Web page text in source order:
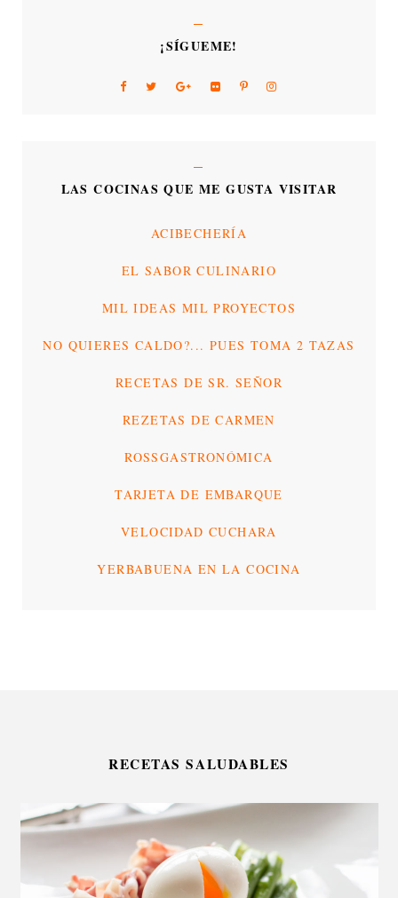
¡SÍGUEME!
LAS COCINAS QUE ME GUSTA VISITAR
ACIBECHERÍA
EL SABOR CULINARIO
MIL IDEAS MIL PROYECTOS
NO QUIERES CALDO?... PUES TOMA 2 TAZAS
RECETAS DE SR. SEÑOR
REZETAS DE CARMEN
ROSSGASTRONÓMICA
TARJETA DE EMBARQUE
VELOCIDAD CUCHARA
YERBABUENA EN LA COCINA
RECETAS SALUDABLES